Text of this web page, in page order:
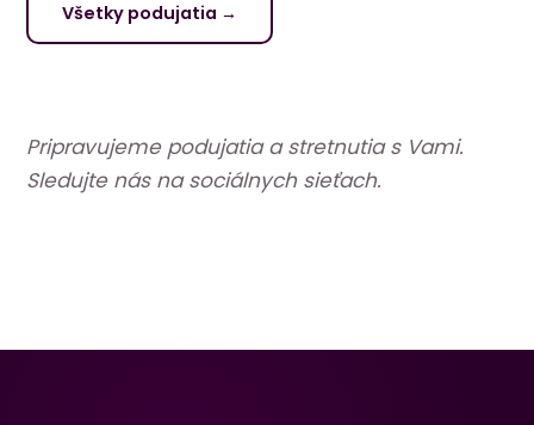
Všetky podujatia →
Pripravujeme podujatia a stretnutia s Vami.
Sledujte nás na sociálnych sieťach.